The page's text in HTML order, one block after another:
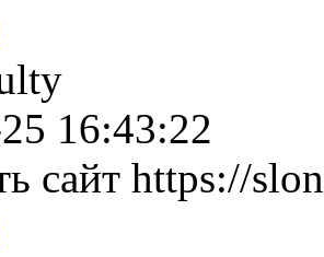
16:43:22
сайт https://